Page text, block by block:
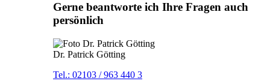
Gerne beantworte ich Ihre Fragen auch
persönlich
Dr. Patrick Götting
Tel.: 02103 / 963 440 3